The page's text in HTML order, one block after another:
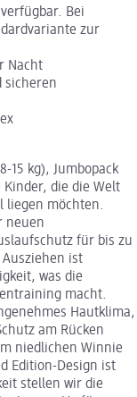
Bei
zur
Nacht
sicheren
15 kg), Jumbopack
die die Welt
liegen möchten.
neuen
für bis zu
ist
was die
macht.
Hautklima,
am Rücken
niedlichen Winnie
Edition-Design ist
stellen wir die